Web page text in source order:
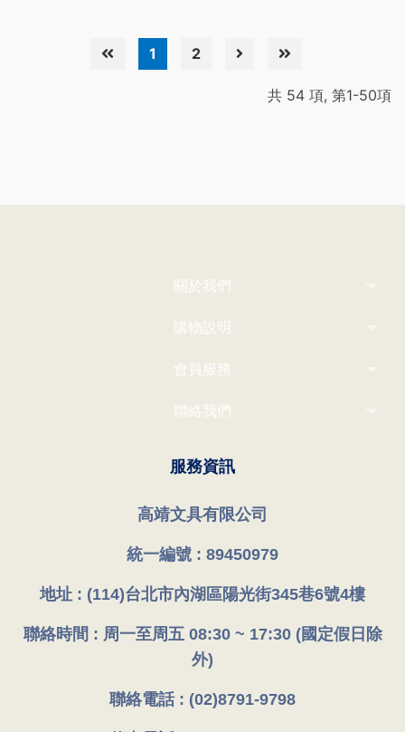
1 2
共 54 項, 第1-50項
關於我們
購物說明
會員服務
聯絡我們
服務資訊
高靖文具有限公司
統一編號 : 89450979
地址 : (114)台北市內湖區陽光街345巷6號4樓
聯絡時間 : 周一至周五 08:30 ~ 17:30 (國定假日除
外)
聯絡電話 : (02)8791-9798